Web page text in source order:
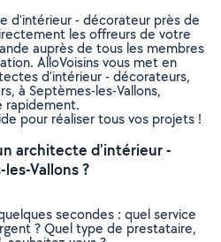
d'intérieur - décorateur près de
les offreurs de votre
auprès de tous les membres
AlloVoisins vous met en
d'intérieur - décorateurs,
à Septèmes-les-Vallons,
rapidement.
pour réaliser tous vos projets !
architecte d'intérieur -
Vallons ?
secondes : quel service
? Quel type de prestataire,